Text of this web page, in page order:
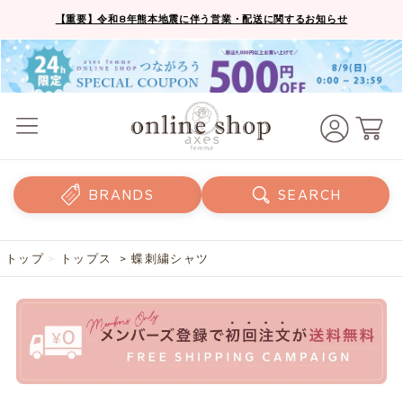
【重要】令和8年熊本地震に伴う営業・配送に関するお知らせ
BRANDS SEARCH
トップ > トップス > 蝶刺繍シャツ